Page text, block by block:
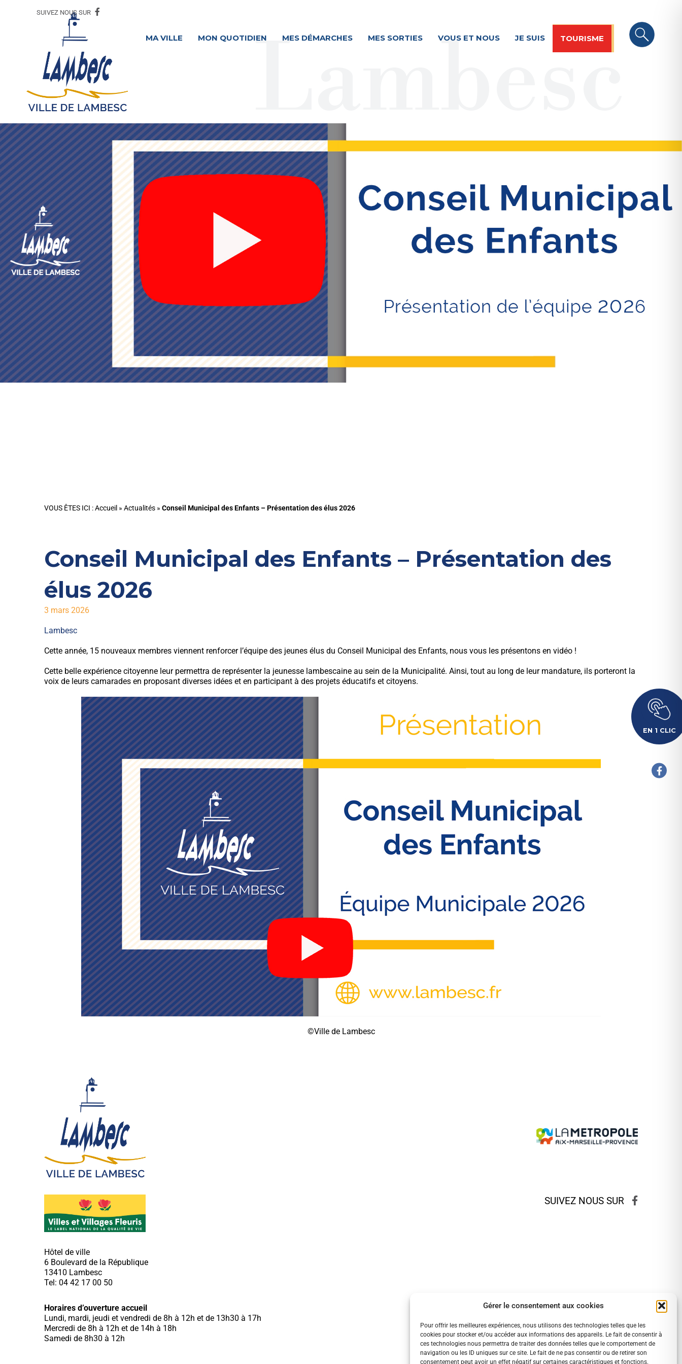
Gérer le consentement aux cookies
Pour offrir les meilleures expériences, nous utilisons des technologies telles que les
cookies pour stocker et/ou accéder aux informations des appareils. Le fait de consentir à
ces technologies nous permettra de traiter des données telles que le comportement de
navigation ou les ID uniques sur ce site. Le fait de ne pas consentir ou de retirer son
consentement peut avoir un effet négatif sur certaines caractéristiques et fonctions.
SUIVEZ NOUS SUR
MA VILLE MON QUOTIDIEN MES DÉMARCHES MES SORTIES VOUS ET NOUS JE SUIS TOURISME
EN 1 CLIC
VOUS ÊTES ICI :Accueil » Actualités » Conseil Municipal des Enfants – Présentation des élus 2026
Conseil Municipal des Enfants – Présentation des
élus 2026
3 mars 2026
Lambesc
Cette année, 15 nouveaux membres viennent renforcer l’équipe des jeunes élus du Conseil Municipal des Enfants, nous vous les présentons en vidéo !
Cette belle expérience citoyenne leur permettra de représenter la jeunesse lambescaine au sein de la Municipalité. Ainsi, tout au long de leur mandature, ils porteront la
voix de leurs camarades en proposant diverses idées et en participant à des projets éducatifs et citoyens.
©Ville de Lambesc
Hôtel de ville
6 Boulevard de la République
13410 Lambesc
Tel: 04 42 17 00 50
Horaires d’ouverture accueil
Lundi, mardi, jeudi et vendredi de 8h à 12h et de 13h30 à 17h
Mercredi de 8h à 12h et de 14h à 18h
Samedi de 8h30 à 12h
SUIVEZ NOUS SUR